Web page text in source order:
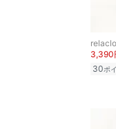
relaclo
3,390
30ポ